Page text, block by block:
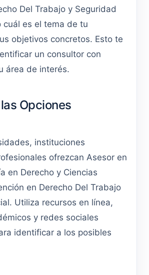
Del Trabajo y Seguridad
cuál es el tema de tu
objetivos concretos. Esto te
un consultor con
área de interés.
Opciones
instituciones
ofrezcan Asesor en
en Derecho y Ciencias
en Derecho Del Trabajo
Utiliza recursos en línea,
y redes sociales
identificar a los posibles